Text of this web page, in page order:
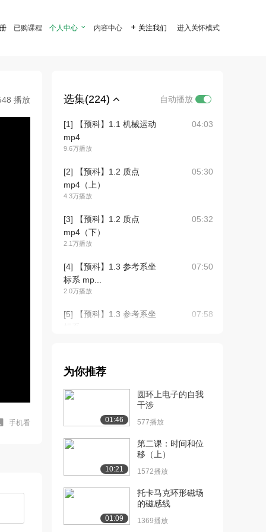
已购课程 个人中心  内容中心  关注我们 进入关怀模式
播放
手机看
选集(224) 自动播放
[1] 【预科】1.1 机械运动
mp4
9.6万播放
04:03
[2] 【预科】1.2 质点
mp4（上）
4.3万播放
05:30
[3] 【预科】1.2 质点
mp4（下）
2.1万播放
05:32
[4] 【预科】1.3 参考系坐
标系 mp...
2.0万播放
07:50
[5] 【预科】1.3 参考系坐
07:58
刻 mp4...
[7] 【预科】1.4 时间与时
[8] 【预科】1.5 位移与路
[9] 【预科】1.5 位移与路
为你推荐
01:46
圆环上电子的自我
干涉
577播放
10:21
第二课：时间和位
移（上）
1572播放
01:09
托卡马克环形磁场
的磁感线
1369播放